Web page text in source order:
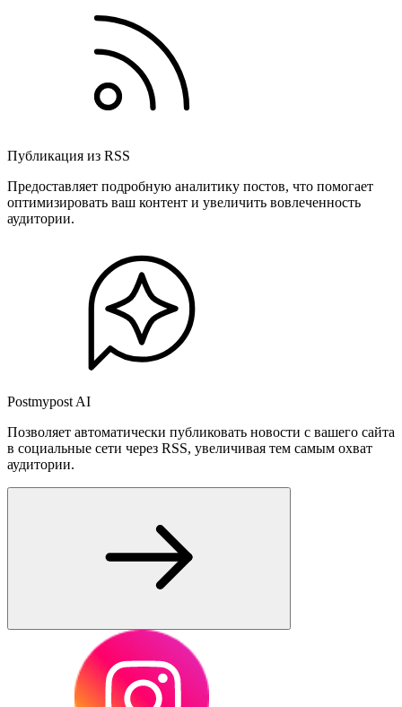
Публикация из RSS
Предоставляет подробную аналитику постов, что помогает
оптимизировать ваш контент и увеличить вовлеченность
аудитории.
Postmypost AI
Позволяет автоматически публиковать новости с вашего сайта
в социальные сети через RSS, увеличивая тем самым охват
аудитории.